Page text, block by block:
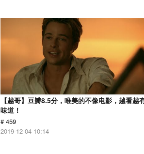
【越哥】豆瓣8.5分，唯美的不像电影，越看越
味道！
# 459
2019-12-04 10:14